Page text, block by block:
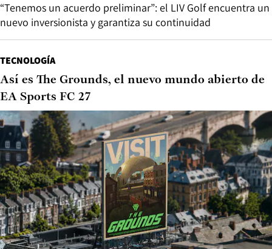
“Tenemos un acuerdo preliminar”: el LIV Golf encuentra un
nuevo inversionista y garantiza su continuidad
TECNOLOGÍA
Así es The Grounds, el nuevo mundo abierto de
EA Sports FC 27